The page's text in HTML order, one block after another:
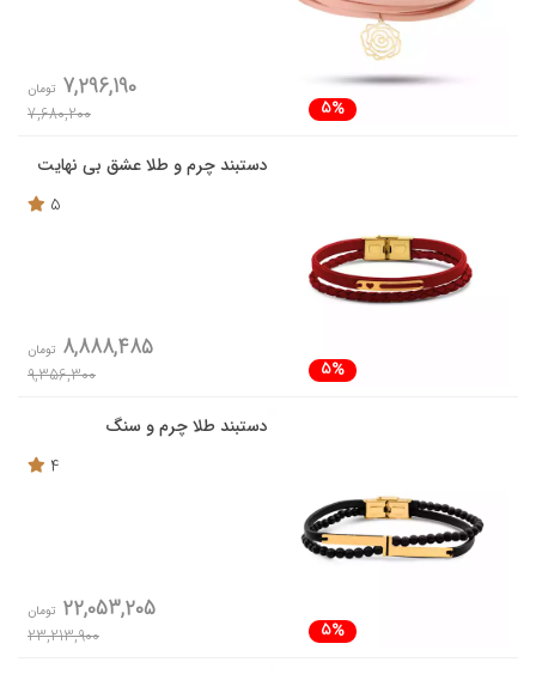
5%
7,296,190 تومان
7,680,200
دستبند چرم و طلا عشق بی نهایت
5
5%
8,888,485 تومان
9,356,300
دستبند طلا چرم و سنگ
4
5%
22,053,205 تومان
23,213,900